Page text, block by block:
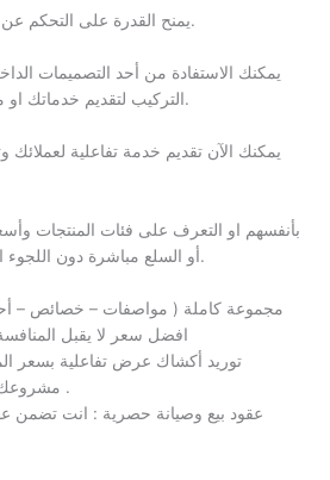
يمنح القدرة على التحكم عن بعد فى الشاشة والمحتوى.
يمكنك الاستفادة من أحد التصميمات
التركيب لتقديم خدماتك او منتجاتك او الاق مشروعاتك.
يمكنك الآن تقديم خدمة تفاعلية
بأنفسهم او التعرف على فئات المنتجات
أو السلع مباشرة دون اللجوء الى مساعدة من الموظفين.
مجموعة كاملة ( مواصفات – خصائص –
افضل سعر لا يقبل
توريد أكشاك عرض تفاعلية بسعر
مشروعك وتحقيق أرباح من تأجيرها .
عقود بيع وصيانة حصرية : انت تضمن